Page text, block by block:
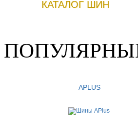
КАТАЛОГ ШИН
APLUS